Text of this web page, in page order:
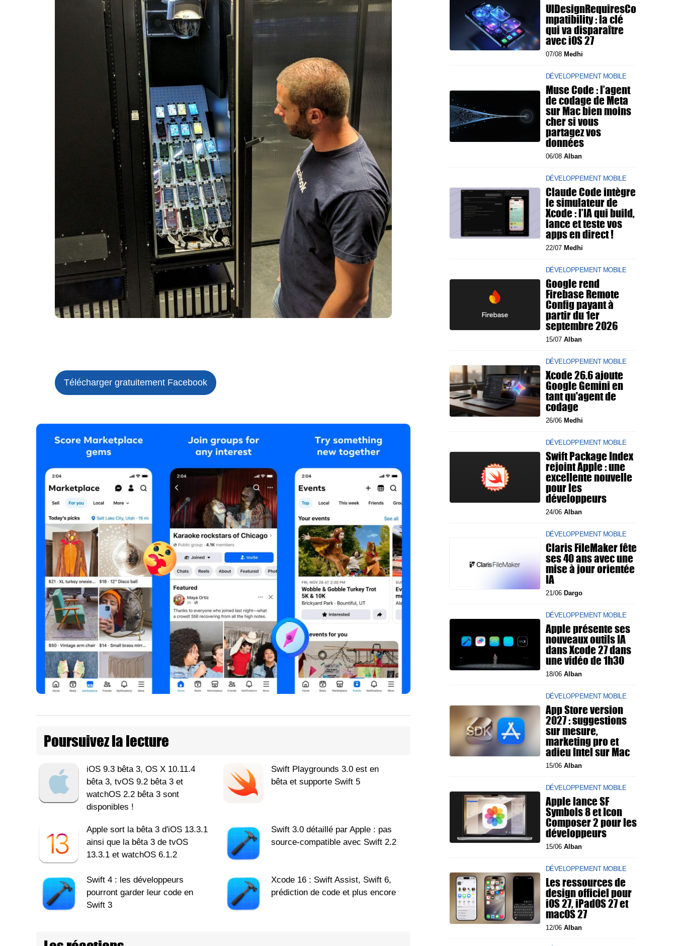
Télécharger gratuitement Facebook
Poursuivez la lecture
iOS 9.3 bêta 3, OS X 10.11.4
bêta 3, tvOS 9.2 bêta 3 et
watchOS 2.2 bêta 3 sont
disponibles !
Swift Playgrounds 3.0 est en
bêta et supporte Swift 5
Apple sort la bêta 3 d'iOS 13.3.1
ainsi que la bêta 3 de tvOS
13.3.1 et watchOS 6.1.2
Swift 3.0 détaillé par Apple : pas
source-compatible avec Swift 2.2
Swift 4 : les développeurs
pourront garder leur code en
Swift 3
Xcode 16 : Swift Assist, Swift 6,
prédiction de code et plus encore
UIDesignRequiresCo
mpatibility : la clé
qui va disparaître
avec iOS 27
07/08 Medhi
DÉVELOPPEMENT MOBILE
Muse Code : l’agent
de codage de Meta
sur Mac bien moins
cher si vous
partagez vos
données
06/08 Alban
DÉVELOPPEMENT MOBILE
Claude Code intègre
le simulateur de
Xcode : l’IA qui build,
lance et teste vos
apps en direct !
22/07 Medhi
DÉVELOPPEMENT MOBILE
Google rend
Firebase Remote
Config payant à
partir du 1er
septembre 2026
15/07 Alban
DÉVELOPPEMENT MOBILE
Xcode 26.6 ajoute
Google Gemini en
tant qu'agent de
codage
26/06 Medhi
DÉVELOPPEMENT MOBILE
Swift Package Index
rejoint Apple : une
excellente nouvelle
pour les
développeurs
24/06 Alban
DÉVELOPPEMENT MOBILE
Claris FileMaker fête
ses 40 ans avec une
mise à jour orientée
IA
21/06 Dargo
DÉVELOPPEMENT MOBILE
Apple présente ses
nouveaux outils IA
dans Xcode 27 dans
une vidéo de 1h30
18/06 Alban
DÉVELOPPEMENT MOBILE
App Store version
2027 : suggestions
sur mesure,
marketing pro et
adieu Intel sur Mac
15/06 Alban
DÉVELOPPEMENT MOBILE
Apple lance SF
Symbols 8 et Icon
Composer 2 pour les
développeurs
15/06 Alban
DÉVELOPPEMENT MOBILE
Les ressources de
design officiel pour
iOS 27, iPadOS 27 et
macOS 27
12/06 Alban